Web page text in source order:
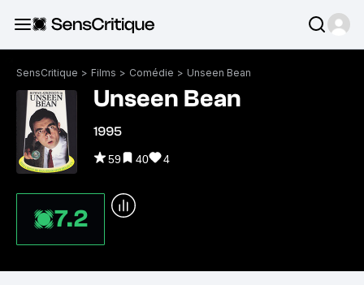
SensCritique > Films > Comédie > Unseen Bean
Unseen Bean
1995
59 40 4
7.2